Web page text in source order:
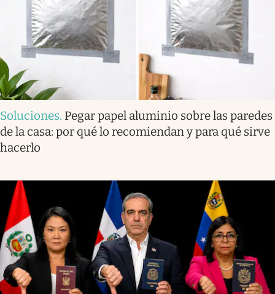
Soluciones. Pegar papel aluminio sobre las paredes
de la casa: por qué lo recomiendan y para qué sirve
hacerlo